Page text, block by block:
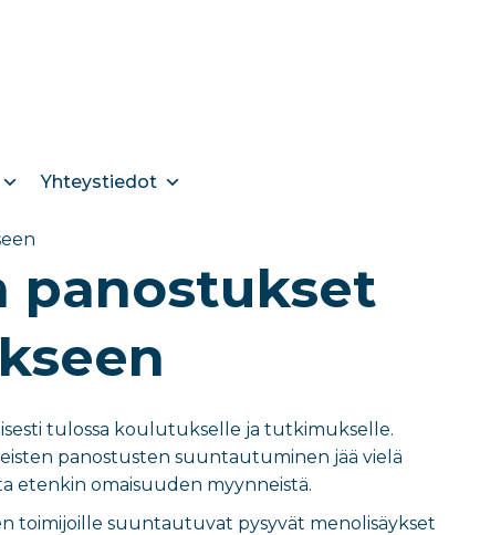
Yhteystiedot
panostukset
tulossa koulutukselle ja tutkimukselle.
panostusten suuntautuminen jää vielä
etenkin omaisuuden myynneistä.
toimijoille suuntautuvat pysyvät menolisäykset